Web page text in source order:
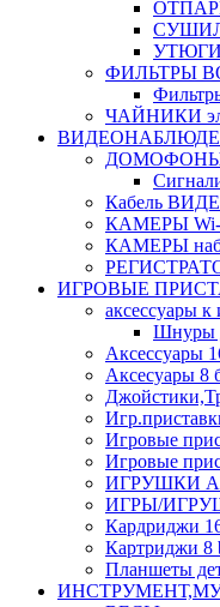
УТЮГИ
ФИЛЬТРЫ
ЧАЙНИКИ
Кабель
КАМЕРЫ
КАМЕРЫ
ИГРОВЫЕ
аксесcуары
Шнуры
Аксессуары
Аксесуары 8
Игровые
Игровые
ИГРУШКИ
ИГРЫ/
Кардриджи
Картриджи 8
Планшеты